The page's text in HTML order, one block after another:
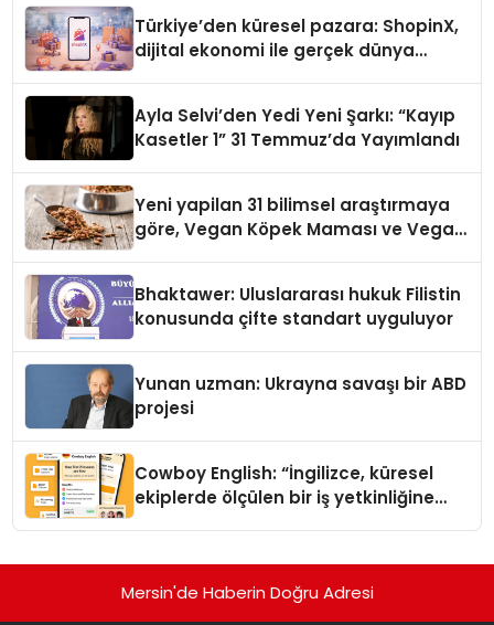
Türkiye’den küresel pazara: ShopinX,
dijital ekonomi ile gerçek dünya
Ayla Selvi’den Yedi Yeni Şarkı: “Kayıp
Kasetler 1” 31 Temmuz’da Yayımlandı
Yeni yapilan 31 bilimsel araştırmaya
göre, Vegan Köpek Maması ve Vegan
Bhaktawer: Uluslararası hukuk Filistin
konusunda çifte standart uyguluyor
Yunan uzman: Ukrayna savaşı bir ABD
projesi
Cowboy English: “İngilizce, küresel
ekiplerde ölçülen bir iş yetkinliğine
Mersin'de Haberin Doğru Adresi